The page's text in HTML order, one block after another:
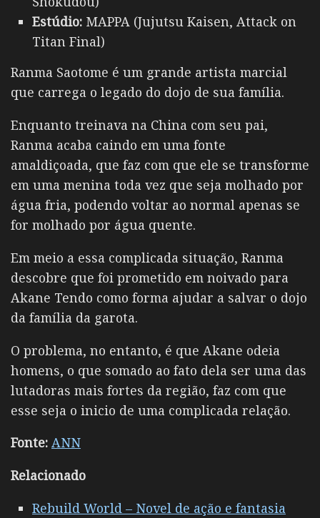
Estúdio: MAPPA (Jujutsu Kaisen, Attack on
Titan Final)
Ranma Saotome é um grande artista marcial
que carrega o legado do dojo de sua família.
Enquanto treinava na China com seu pai,
Ranma acaba caindo em uma fonte
amaldiçoada, que faz com que ele se transforme
em uma menina toda vez que seja molhado por
água fria, podendo voltar ao normal apenas se
for molhado por água quente.
Em meio a essa complicada situação, Ranma
descobre que foi prometido em noivado para
Akane Tendo como forma ajudar a salvar o dojo
da família da garota.
O problema, no entanto, é que Akane odeia
homens, o que somado ao fato dela ser uma das
lutadoras mais fortes da região, faz com que
esse seja o inicio de uma complicada relação.
Fonte: ANN
Relacionado
Rebuild World – Novel de ação e fantasia